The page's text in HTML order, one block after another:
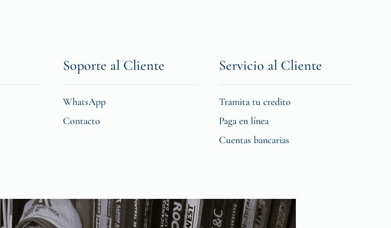
Soporte al Cliente
WhatsApp
Contacto
Servicio al Cliente
Tramita tu credito
Paga en línea
Cuentas bancarias